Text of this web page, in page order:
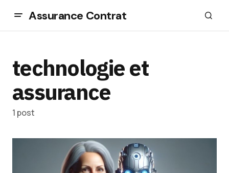
Assurance Contrat
technologie et
assurance
1 post